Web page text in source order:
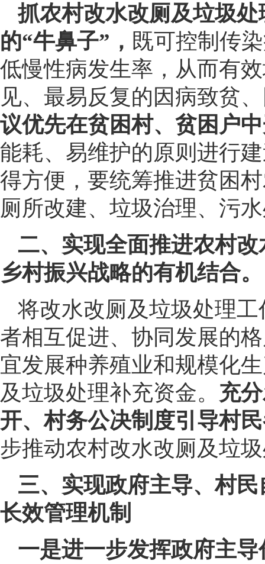
抓农村改水改厕及垃圾
的“牛鼻子”， 既可控制传
低慢性病发生率，从而有
见、最易反复的因病致贫
议优先在贫困村、贫困户
能耗、易维护的原则进行
得方便，要统筹推进贫困
厕所改建、垃圾治理、污
二、实现全面推进农村
乡村振兴战略的有机结合。
将改水改厕及垃圾处理
者相互促进、协同发展的
宜发展种养殖业和规模化
及垃圾处理补充资金。 充
开、村务公决制度引导村
步推动农村改水改厕及垃
三、实现政府主导、村
长效管理机制
一是进一步发挥政府主导